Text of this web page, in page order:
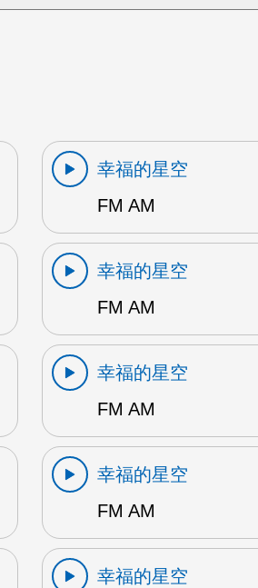
幸福的星空
FM AM
幸福的星空
FM AM
幸福的星空
FM AM
幸福的星空
FM AM
幸福的星空